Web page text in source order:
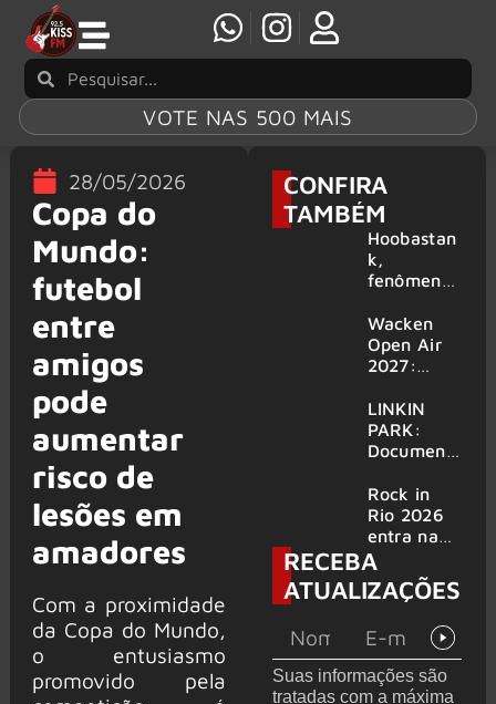
VOTE NAS 500 MAIS
28/05/2026
Copa do
Mundo:
futebol
entre
amigos
pode
aumentar
risco de
lesões em
amadores
Com a proximidade
da Copa do Mundo,
o entusiasmo
promovido pela
CONFIRA
TAMBÉM
Hoobastan
k,
fenômeno
rock anos
2000,
volta ao
6 shows
Wacken
Open Air
2027:
amplia
line-up e
já
mais de 50
bandas
LINKIN
PARK:
Document
‘Unshatter’
e álbum ao
vivo são
anunciados
Rock in
Rio 2026
entra na
reta final
com
Cidade do
montagem
acelerada
e line-up
RECEBA
ATUALIZAÇÕES
Suas informações são
tratadas com a máxima